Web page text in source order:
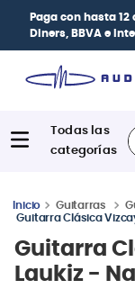
|
las
Guitarras
Guitarra Clásica
Guitarra
Laukiz -